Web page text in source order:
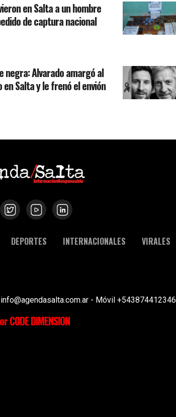
en Salta a un hombre
de captura nacional
negra: Alvarado amargó al
en Salta y le frenó el envión
DEPORTES INTERNACIONALES VIRALES
- Móvil +543874412346
CODE DIMENSION